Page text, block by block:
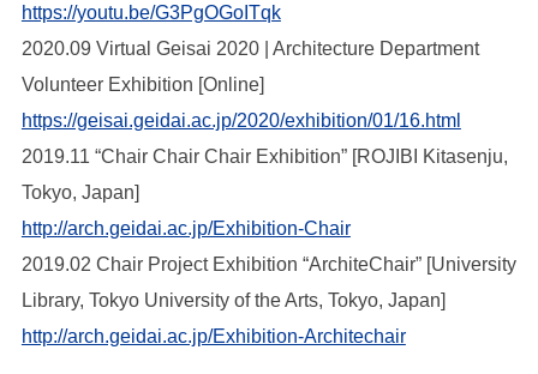
https://youtu.be/G3PgOGoITqk
2020.09 Virtual Geisai 2020 | Architecture Department
Volunteer Exhibition [Online]
https://geisai.geidai.ac.jp/2020/exhibition/01/16.html
2019.11 “Chair Chair Chair Exhibition” [ROJIBI Kitasenju,
Tokyo, Japan]
http://arch.geidai.ac.jp/Exhibition-Chair
2019.02 Chair Project Exhibition “ArchiteChair” [University
Library, Tokyo University of the Arts, Tokyo, Japan]
http://arch.geidai.ac.jp/Exhibition-Architechair